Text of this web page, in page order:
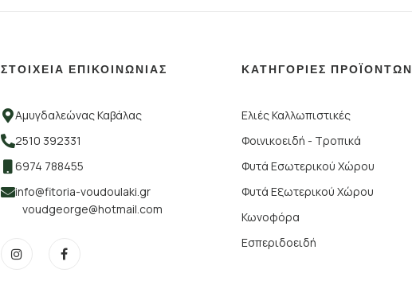
ΣΤΟΙΧΕΙΑ ΕΠΙΚΟΙΝΩΝΙΑΣ
Αμυγδαλεώνας Καβάλας
2510 392331
6974 788455
info@fitoria-voudoulaki.gr
voudgeorge@hotmail.com
ΚΑΤΗΓΟΡΙΕΣ ΠΡΟΪΟΝΤΩΝ
Ελιές Καλλωπιστικές
Φοινικοειδή - Τροπικά
Φυτά Εσωτερικού Χώρου
Φυτά Εξωτερικού Χώρου
Κωνοφόρα
Εσπεριδοειδή